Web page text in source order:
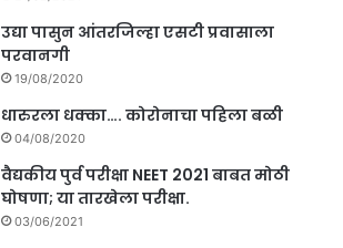
उद्या पासुन आंतरजिल्हा एसटी प्रवासाला
परवानगी
19/08/2020
धारुरला धक्का…. कोरोनाचा पहिला बळी
04/08/2020
वैद्यकीय पुर्व परीक्षा NEET 2021 बाबत मोठी
घोषणा; या तारखेला परीक्षा.
03/06/2021